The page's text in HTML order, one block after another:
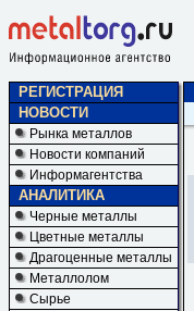
РЕГИСТРАЦИЯ
НОВОСТИ
Рынка металлов
Новости компаний
Информагентства
АНАЛИТИКА
Черные металлы
Цветные металлы
Драгоценные металлы
Металлолом
Сырье